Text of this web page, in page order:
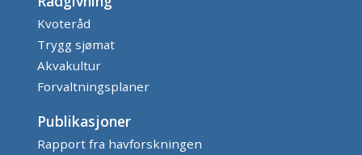
Kvoteråd
Trygg sjømat
Akvakultur
Forvaltningsplaner
Publikasjoner
Rapport fra havforskningen